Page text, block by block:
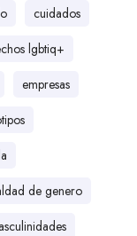
cuidados
lgbtiq+
empresas
de genero